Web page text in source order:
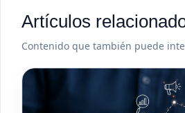
Artículos
Contenido que también puede